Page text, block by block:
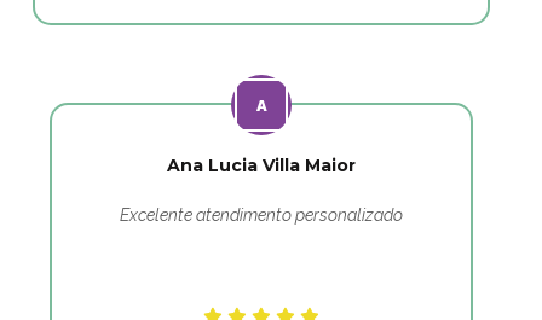
Ana Lucia Villa Maior
Excelente atendimento personalizado